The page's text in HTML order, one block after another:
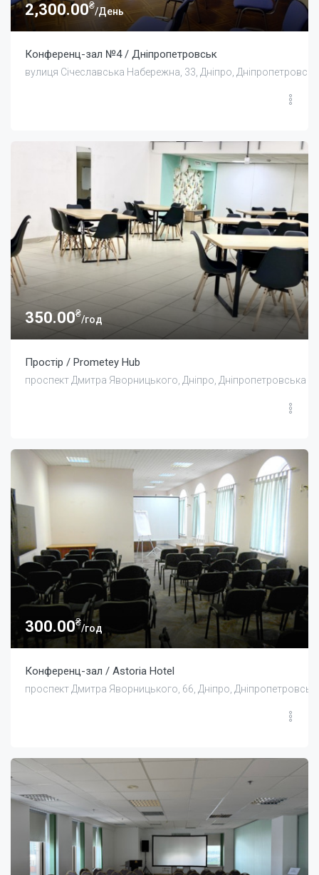
2,300.00₴
/День
Конференц-зал №4 / Дніпропетровськ
вулиця Січеславська Набережна, 33, Дніпро,
350.00₴
/год
Простір / Prometey Hub
проспект Дмитра Яворницького, Дніпро, Дніпропетровська
300.00₴
/год
Конференц-зал / Astoria Hotel
проспект Дмитра Яворницького, 66, Дніпро,